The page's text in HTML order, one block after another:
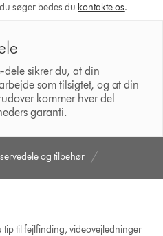
søger bedes du kontakte os.
sikrer du, at din
som tilsigtet, og at din
kommer hver del
garanti.
og tilbehør
tip til fejlfinding, video­vejledninger